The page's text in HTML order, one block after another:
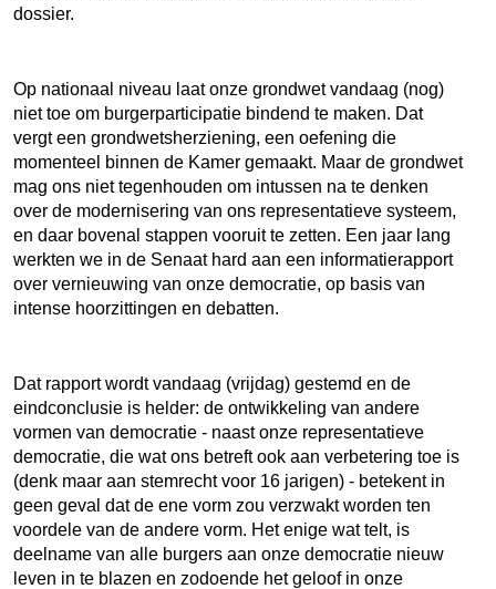
dossier.
Op nationaal niveau laat onze grondwet vandaag (nog)
niet toe om burgerparticipatie bindend te maken. Dat
vergt een grondwetsherziening, een oefening die
momenteel binnen de Kamer gemaakt. Maar de grondwet
mag ons niet tegenhouden om intussen na te denken
over de modernisering van ons representatieve systeem,
en daar bovenal stappen vooruit te zetten. Een jaar lang
werkten we in de Senaat hard aan een informatierapport
over vernieuwing van onze democratie, op basis van
intense hoorzittingen en debatten.
Dat rapport wordt vandaag (vrijdag) gestemd en de
eindconclusie is helder: de ontwikkeling van andere
vormen van democratie - naast onze representatieve
democratie, die wat ons betreft ook aan verbetering toe is
(denk maar aan stemrecht voor 16 jarigen) - betekent in
geen geval dat de ene vorm zou verzwakt worden ten
voordele van de andere vorm. Het enige wat telt, is
deelname van alle burgers aan onze democratie nieuw
leven in te blazen en zodoende het geloof in onze